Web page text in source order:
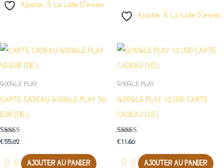
Ajouter À La Liste D’envies
Ajouter À La Liste D’envies
GOOGLE PLAY
CARTE CADEAU GOOGLE PLAY 50
EUR (DE).
Note
€55.02
AJOUTER AU PANIER
GOOGLE PLAY
GOOGLE PLAY 10 USD CARTE
CADEAU (US).
Note
€11.60
AJOUTER AU PANIER